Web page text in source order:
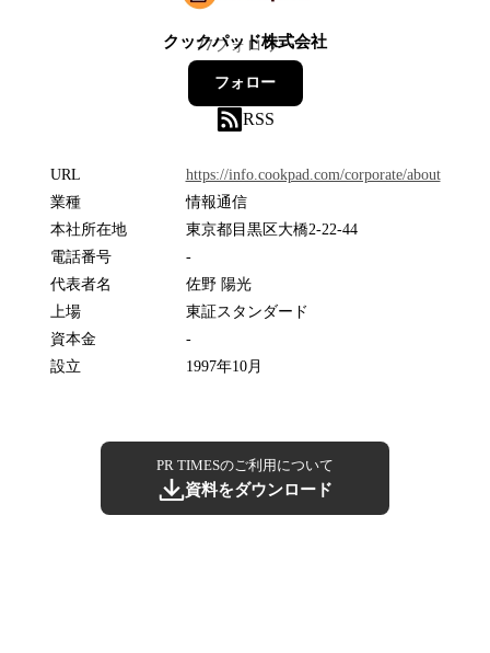
クックパッド株式会社
77フォロワー
フォロー
RSS
URL
https://info.cookpad.com/corporate/about
業種
情報通信
本社所在地
東京都目黒区大橋2-22-44
電話番号
-
代表者名
佐野 陽光
上場
東証スタンダード
資本金
-
設立
1997年10月
PR TIMESのご利用について
資料をダウンロード